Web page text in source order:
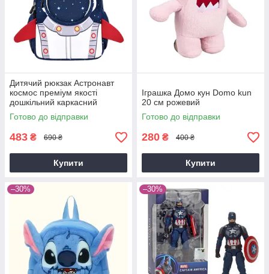
Дитячий рюкзак Астронавт
космос преміум якості
дошкільний каркасний
водовідштовхувальний
Готово до відправки
483 ₴ 690 ₴
Купити
Іграшка Домо кун Domo kun
20 см рожевий
Готово до відправки
280 ₴ 400 ₴
Купити
–30% –30%